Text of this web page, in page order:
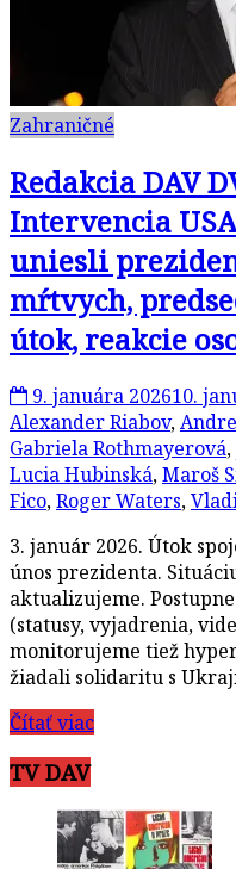
Zahraničné
Redakcia DAV
Intervencia
uniesli
mŕtvych,
útok, reakcie
9. januára 202610.
Alexander Riabov,
Gabriela Rothmayerová,
Lucia Hubinská,Maroš
Fico,Roger Waters,
3. január 2026. Útok
únos prezidenta.
aktualizujeme.
(statusy, vyjadrenia,
monitorujeme tiež
žiadali solidaritu s
Čítať viac
TV DAV